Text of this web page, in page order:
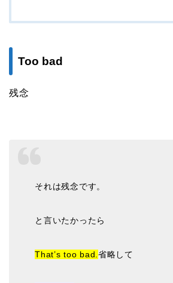
Too bad
残念
それは残念です。
と言いたかったら
That’s too bad.省略して